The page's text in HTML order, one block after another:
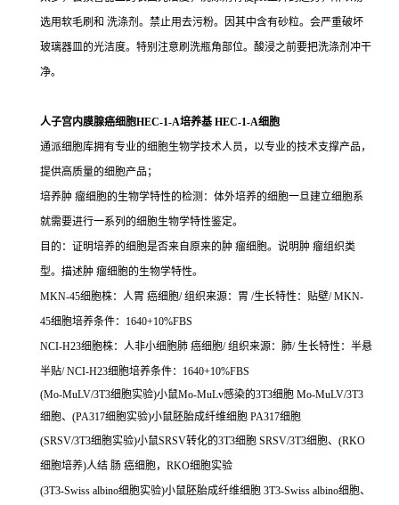
选用软毛刷和 洗涤剂。禁止用去污粉。因其中含有砂粒。会严重破坏
玻璃器皿的光洁度。特别注意刷洗瓶角部位。酸浸之前要把洗涤剂冲干
净。
人子宫内膜腺癌细胞HEC-1-A培养基 HEC-1-A细胞
通派细胞库拥有专业的细胞生物学技术人员，以专业的技术支撑产品，
提供高质量的细胞产品；
培养肿 瘤细胞的生物学特性的检测：体外培养的细胞一旦建立细胞系
就需要进行一系列的细胞生物学特性鉴定。
目的：证明培养的细胞是否来自原来的肿 瘤细胞。说明肿 瘤组织类
型。描述肿 瘤细胞的生物学特性。
MKN-45细胞株：人胃 癌细胞/ 组织来源：胃 /生长特性：贴壁/ MKN-
45细胞培养条件：1640+10%FBS
NCI-H23细胞株：人非小细胞肺 癌细胞/ 组织来源：肺/ 生长特性：半悬
半贴/ NCI-H23细胞培养条件：1640+10%FBS
(Mo-MuLV/3T3细胞实验)小鼠Mo-MuLv感染的3T3细胞 Mo-MuLV/3T3
细胞、(PA317细胞实验)小鼠胚胎成纤维细胞 PA317细胞
(SRSV/3T3细胞实验)小鼠SRSV转化的3T3细胞 SRSV/3T3细胞、(RKO
细胞培养)人结 肠 癌细胞，RKO细胞实验
(3T3-Swiss albino细胞实验)小鼠胚胎成纤维细胞 3T3-Swiss albino细胞、